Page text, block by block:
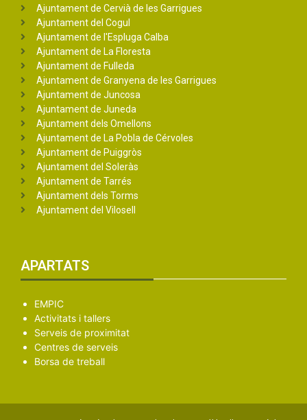
Ajuntament de Cervià de les Garrigues
Ajuntament del Cogul
Ajuntament de l'Espluga Calba
Ajuntament de La Floresta
Ajuntament de Fulleda
Ajuntament de Granyena de les Garrigues
Ajuntament de Juncosa
Ajuntament de Juneda
Ajuntament dels Omellons
Ajuntament de La Pobla de Cérvoles
Ajuntament de Puiggròs
Ajuntament del Soleràs
Ajuntament de Tarrés
Ajuntament dels Torms
Ajuntament del Vilosell
APARTATS
EMPIC
Activitats i tallers
Serveis de proximitat
Centres de serveis
Borsa de treball